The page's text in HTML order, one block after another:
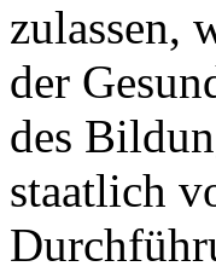
zulassen,
der
des
staatlich